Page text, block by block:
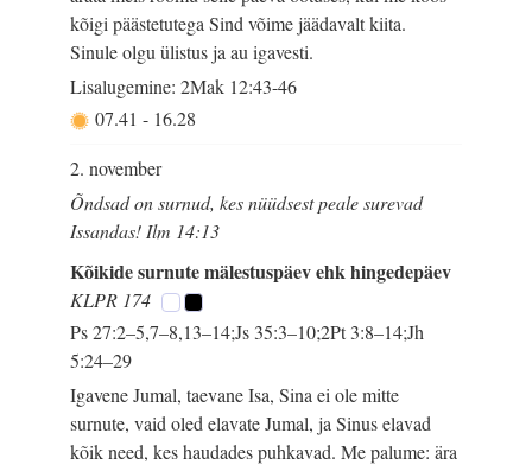
kõigi päästetutega Sind võime jäädavalt kiita.
Sinule olgu ülistus ja au igavesti.
Lisalugemine: 2Mak 12:43-46
07.41- 16.28
2. november
Õndsad on surnud, kes nüüdsest peale surevad
Issandas! Ilm 14:13
Kõikide surnute mälestuspäev ehk hingedepäev
KLPR 174
Ps 27:2–5,7–8,13–14;Js 35:3–10;2Pt 3:8–14;Jh
5:24–29
Igavene Jumal, taevane Isa, Sina ei ole mitte
surnute, vaid oled elavate Jumal, ja Sinus elavad
kõik need, kes haudades puhkavad. Me palume: ära